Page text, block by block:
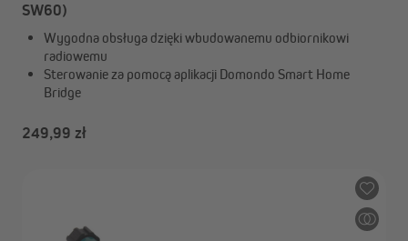
SW60)
Wygodna obsługa dzięki wbudowanemu odbiornikowi
radiowemu
Sterowanie za pomocą aplikacji Domondo Smart Home
Bridge
249,99 zł